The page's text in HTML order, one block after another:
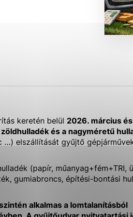
keretén belül 2026. március
zöldhulladék és a nagyméretű
…) elszállítását gyűjtő
(papír, műanyag+fém+TRI,
gumiabroncs, építési-bontási
alkalmas a lomtalanításból
chcete povoliť
a ponúknuť im lepšiu skúsenosť.